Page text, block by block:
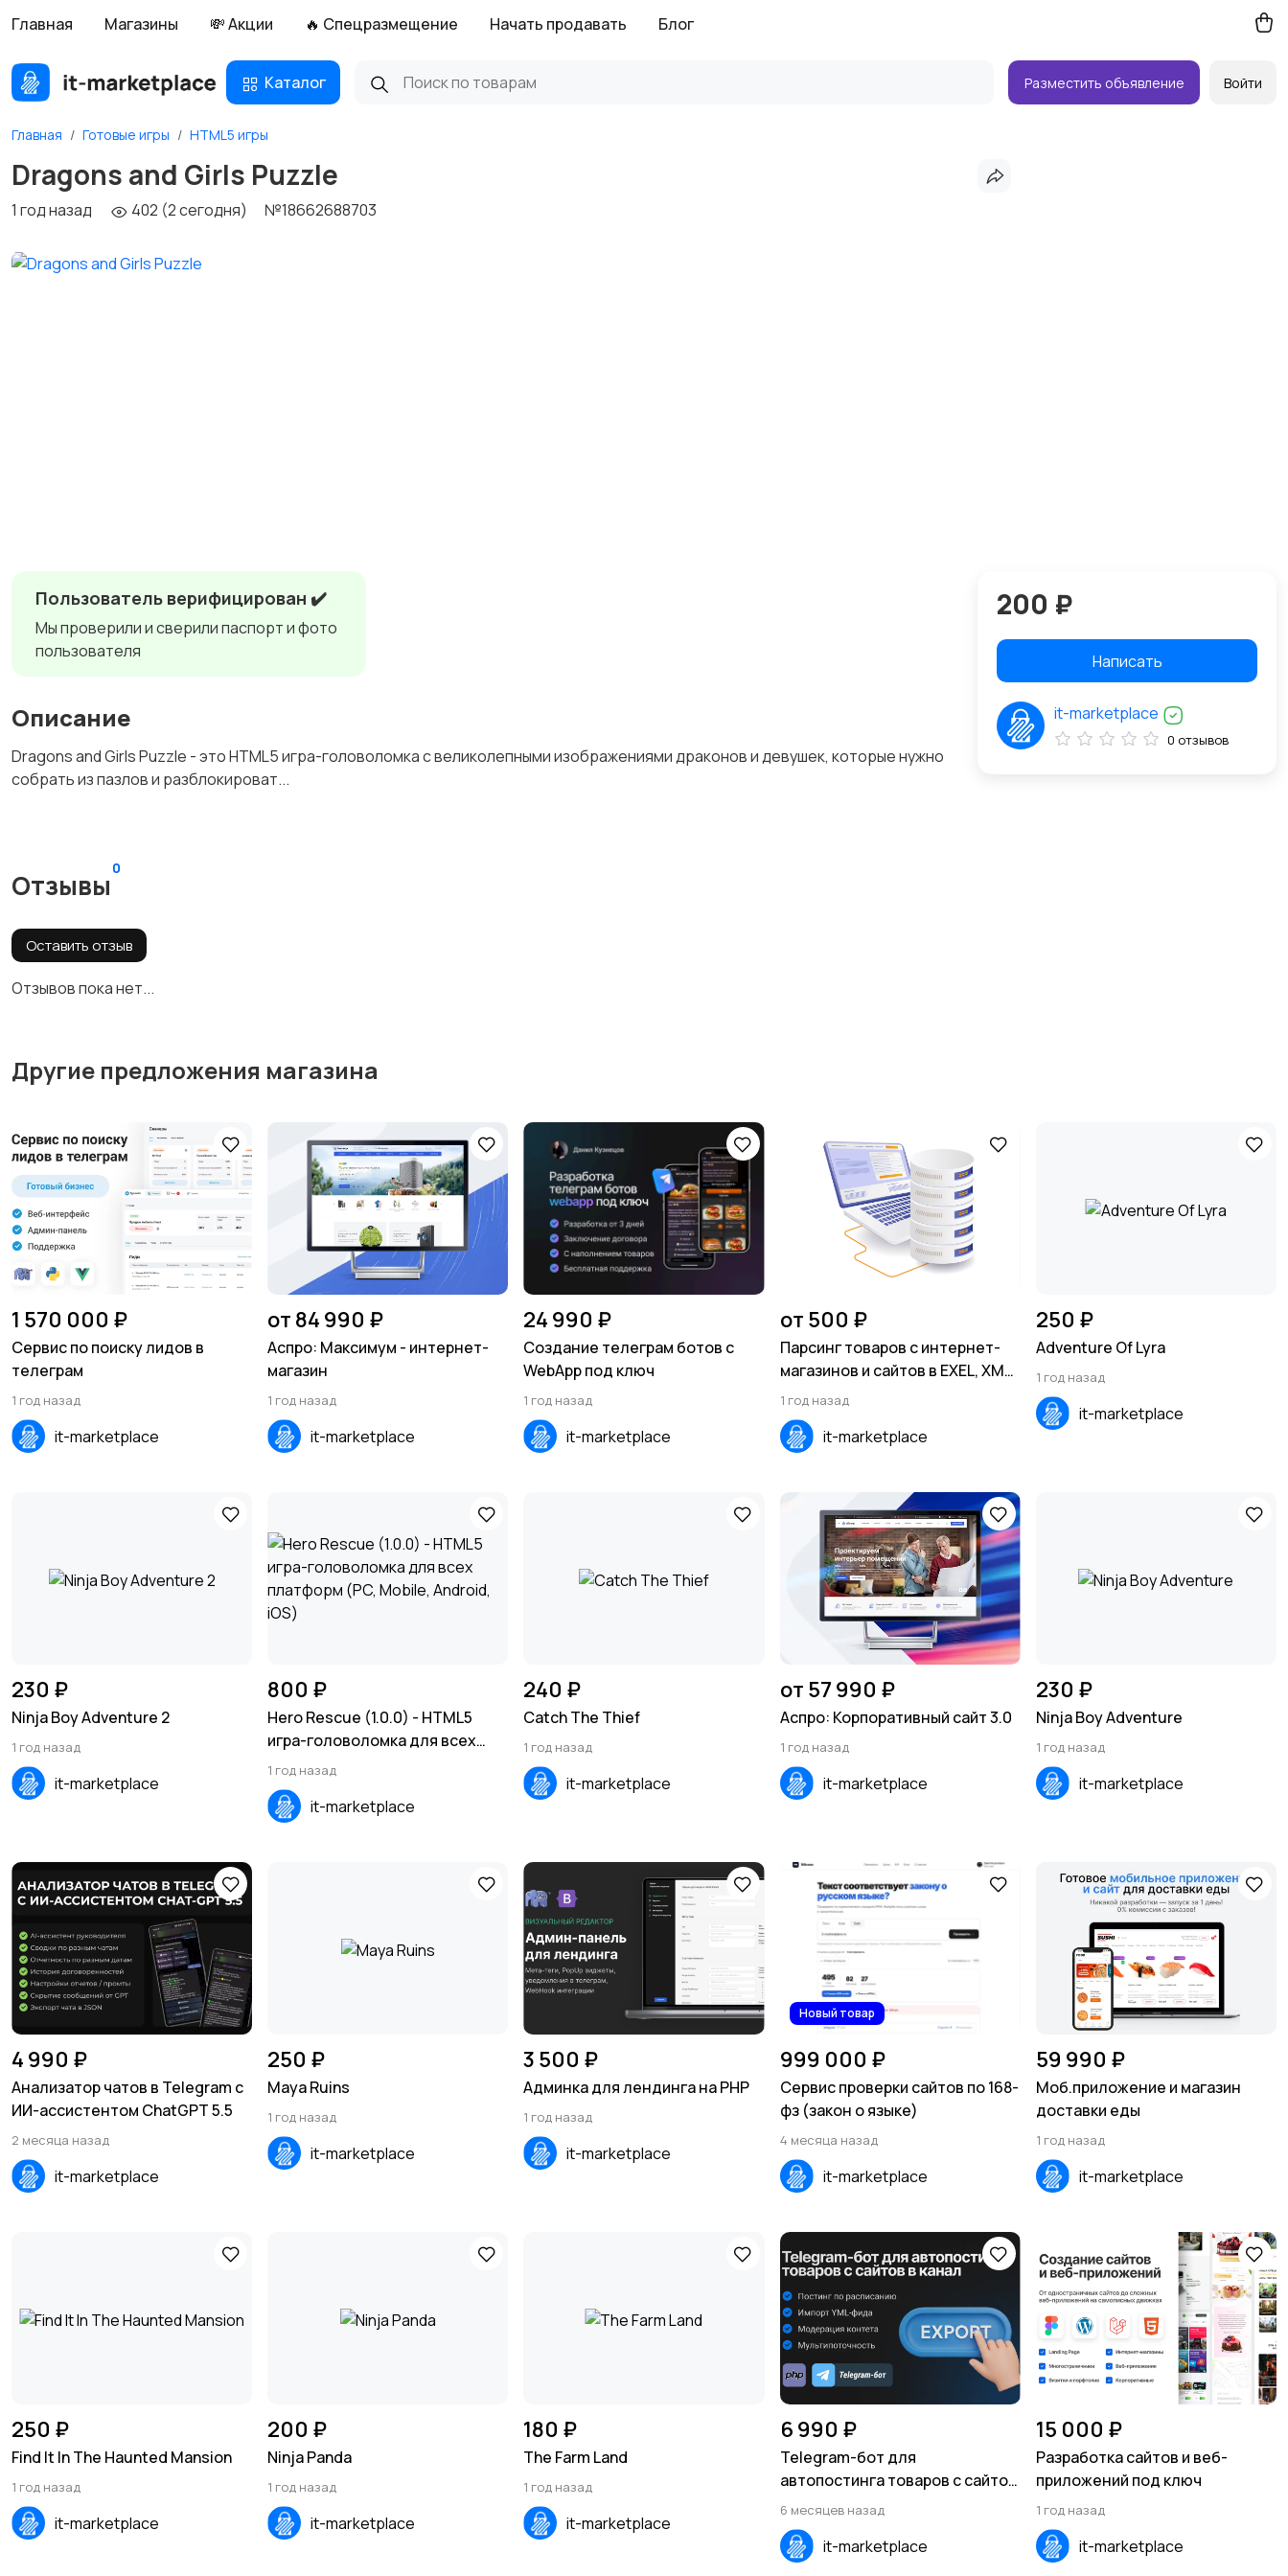
Главная Магазины 💸 Акции 🔥 Спецразмещение Начать продавать Блог
Каталог Разместить объявление Войти
Главная Готовые игры HTML5 игры
Dragons and Girls Puzzle
1 год назад 402 (2 сегодня) №18662688703
Пользователь верифицирован ✔️
Мы проверили и сверили паспорт и фото
пользователя
Описание
Dragons and Girls Puzzle - это HTML5 игра-головоломка с великолепными изображениями драконов и девушек, которые нужно
собрать из пазлов и разблокироват...
Отзывы
0
Оставить отзыв
Отзывов пока нет...
200 ₽
Написать
it-marketplace
0 отзывов
Другие предложения магазина
1 570 000 ₽
Сервис по поиску лидов в
телеграм
1 год назад
it-marketplace
от 84 990 ₽
Аспро: Максимум - интернет-
магазин
1 год назад
it-marketplace
24 990 ₽
Создание телеграм ботов с
WebApp под ключ
1 год назад
it-marketplace
от 500 ₽
Парсинг товаров с интернет-
магазинов и сайтов в EXEL, XML,
CSV, SQL
1 год назад
it-marketplace
250 ₽
Adventure Of Lyra
1 год назад
it-marketplace
230 ₽
Ninja Boy Adventure 2
1 год назад
it-marketplace
800 ₽
Hero Rescue (1.0.0) - HTML5
игра-головоломка для всех
платформ (PC, Mobile, Android,
iOS)
1 год назад
it-marketplace
240 ₽
Catch The Thief
1 год назад
it-marketplace
от 57 990 ₽
Аспро: Корпоративный сайт 3.0
1 год назад
it-marketplace
230 ₽
Ninja Boy Adventure
1 год назад
it-marketplace
4 990 ₽
Анализатор чатов в Telegram с
ИИ-ассистентом СhatGPT 5.5
2 месяца назад
it-marketplace
250 ₽
Maya Ruins
1 год назад
it-marketplace
3 500 ₽
Админка для лендинга на PHP
1 год назад
it-marketplace
Новый товар
999 000 ₽
Сервис проверки сайтов по 168-
фз (закон о языке)
4 месяца назад
it-marketplace
59 990 ₽
Моб.приложение и магазин
доставки еды
1 год назад
it-marketplace
250 ₽
Find It In The Haunted Mansion
1 год назад
it-marketplace
200 ₽
Ninja Panda
1 год назад
it-marketplace
180 ₽
The Farm Land
1 год назад
it-marketplace
6 990 ₽
Telegram-бот для
автопостинга товаров с сайтов
в канал
6 месяцев назад
it-marketplace
15 000 ₽
Разработка сайтов и веб-
приложений под ключ
1 год назад
it-marketplace